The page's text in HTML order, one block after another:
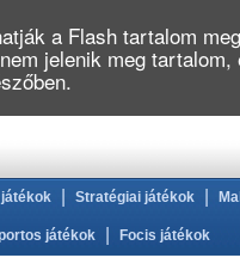
Stratégiai játékok
játékok Focis játékok
a Flash tartalom
jelenik meg